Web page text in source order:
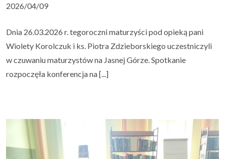
Podlaskie Kukułki
2026/04/09
Dnia 26.03.2026 r. tegoroczni maturzyści pod opieką pani
Wiolety Korolczuk i ks. Piotra Zdzieborskiego uczestniczyli
w czuwaniu maturzystów na Jasnej Górze. Spotkanie
rozpoczęła konferencja na [...]